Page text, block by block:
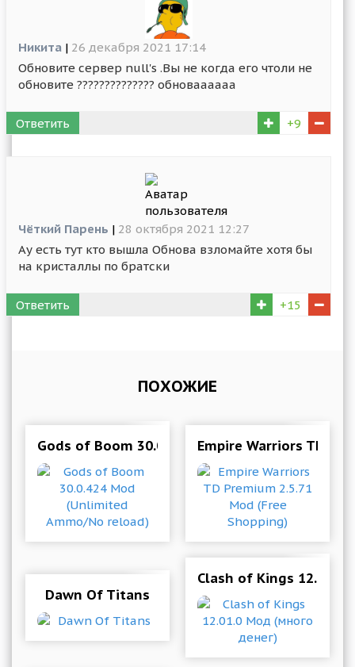
Никита | 26 декабря 2021 17:14
Обновите сервер null's .Вы не когда его чтоли не
обновите ?????????????? обноваааааа
Ответить +9
Чёткий Парень | 28 октября 2021 12:27
Ау есть тут кто вышла Обнова взломайте хотя бы
на кристаллы по братски
Ответить +15
ПОХОЖИЕ
Gods of Boom 30.0.424 Mod (Unlimited
Empire Warriors TD
Dawn Of Titans
Clash of Kings 12.01.0